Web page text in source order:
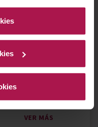
más
de Cookies
VER MÁS